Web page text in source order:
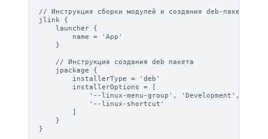
// Инструкция сборки модулей и создания deb-пакета
jlink {
    launcher {
        name = 'App'
    }
    // Инструкция создания deb пакета
    jpackage {
        installerType = 'deb'
        installerOptions = [
            '--linux-menu-group', 'Development',
            '--linux-shortcut'
        ]
    }